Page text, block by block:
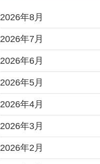
2026年8月
2026年7月
2026年6月
2026年5月
2026年4月
2026年3月
2026年2月